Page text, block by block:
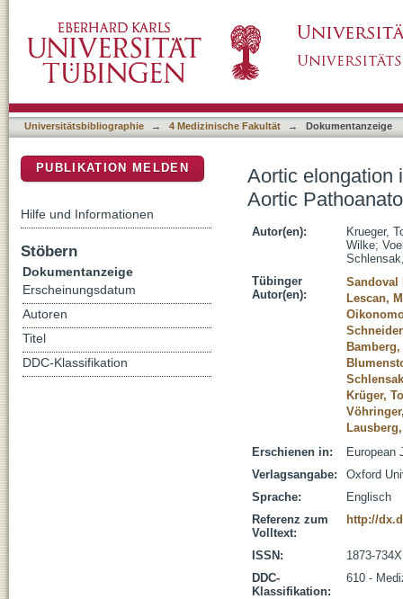
project
Universitätsbibliographie → 4 Medizinische Fakultät → Dokumentanzeige
Aortic elongation
Aortic
Autor(en):
Krueger,
Wilke;
Tübinger
Autor(en):
Sandoval
Lescan,
Krüger,
Erschienen in:
European
Verlagsangabe:
Oxford
Sprache:
Englisch
Referenz zum
Volltext:
http://
ISSN:
1873-734X
DDC-
Klassifikation:
610 -
PUBLIKATION MELDEN
Hilfe und Informationen
Stöbern
Dokumentanzeige
Erscheinungsdatum
Autoren
Titel
DDC-Klassifikation